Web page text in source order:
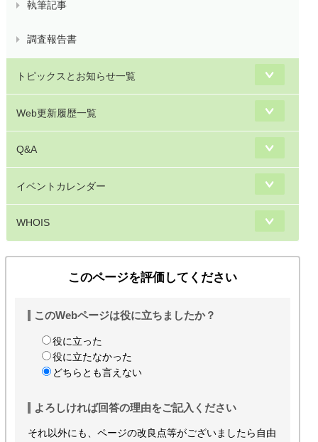
執筆記事
調査報告書
トピックスとお知らせ一覧
Web更新履歴一覧
Q&A
イベントカレンダー
WHOIS
このページを評価してください
このWebページは役に立ちましたか？
役に立った
役に立たなかった
どちらとも言えない
よろしければ回答の理由をご記入ください
それ以外にも、ページの改良点等がございましたら自由